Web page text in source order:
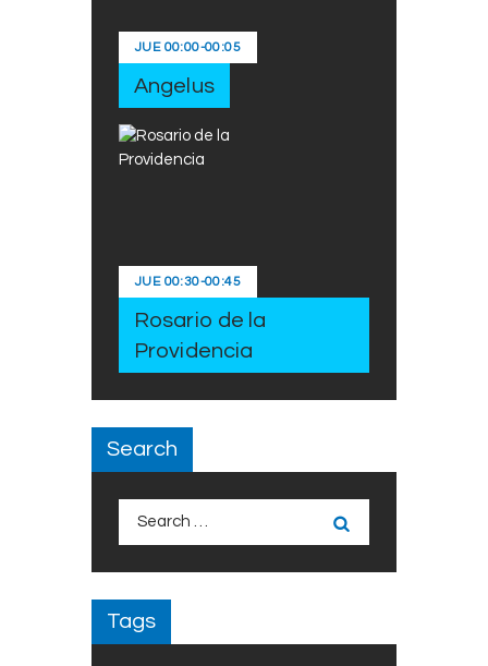
JUE 00:00-00:05
Angelus
JUE 00:30-00:45
Rosario de la
Providencia
Search
Tags